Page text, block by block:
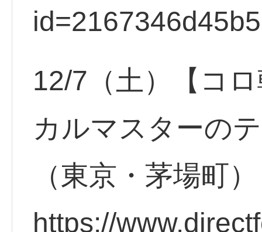
12/7（土）【コ
カルマスターの
（東京・茅場町）
https://